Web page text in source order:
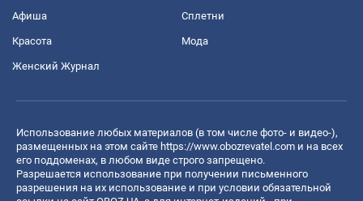
Афиша Сплетни
Красота Мода
Женский Журнал
Использование любых материалов (в том числе фото- и видео-),
размещенных на этом сайте https://www.obozrevatel.com и на всех
его поддоменах, в любом виде строго запрещено.
Разрешается использование при получении письменного
разрешения на их использование и при условии обязательной